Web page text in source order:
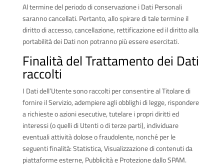
Al termine del periodo di conservazione i Dati Personali
saranno cancellati. Pertanto, allo spirare di tale termine il
diritto di accesso, cancellazione, rettificazione ed il diritto alla
portabilità dei Dati non potranno più essere esercitati.
Finalità del Trattamento dei Dati
raccolti
I Dati dell’Utente sono raccolti per consentire al Titolare di
fornire il Servizio, adempiere agli obblighi di legge, rispondere
a richieste o azioni esecutive, tutelare i propri diritti ed
interessi (o quelli di Utenti o di terze parti), individuare
eventuali attività dolose o fraudolente, nonché per le
seguenti finalità: Statistica, Visualizzazione di contenuti da
piattaforme esterne, Pubblicità e Protezione dallo SPAM.